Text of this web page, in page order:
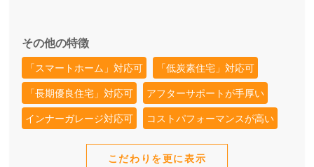
その他の特徴
「スマートホーム」対応可
「低炭素住宅」対応可
「長期優良住宅」対応可
アフターサポートが手厚い
インナーガレージ対応可
コストパフォーマンスが高い
こだわりを更に表示